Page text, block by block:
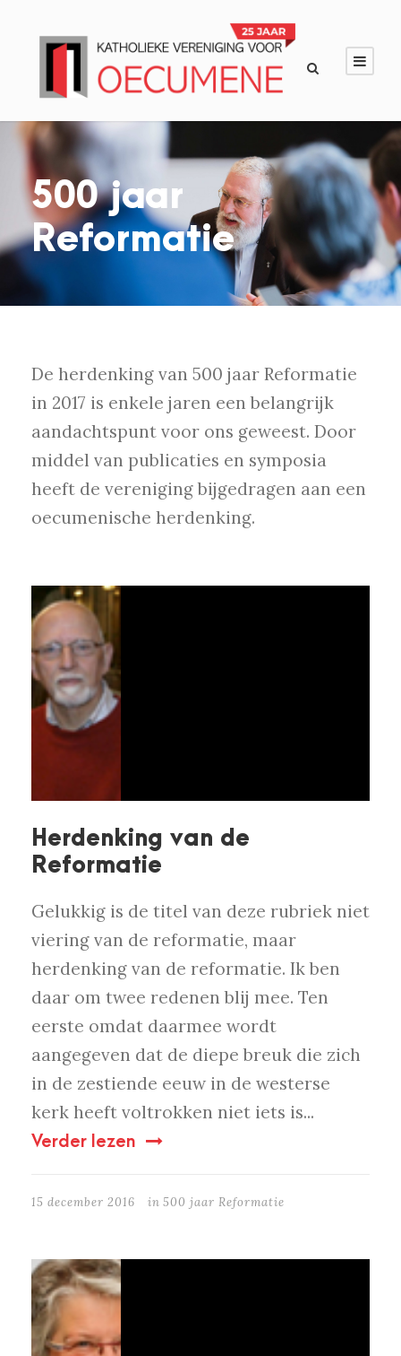
500 jaar
Reformatie
De herdenking van 500 jaar Reformatie
in 2017 is enkele jaren een belangrijk
aandachtspunt voor ons geweest. Door
middel van publicaties en symposia
heeft de vereniging bijgedragen aan een
oecumenische herdenking.
Herdenking van de
Reformatie
Gelukkig is de titel van deze rubriek niet
viering van de reformatie, maar
herdenking van de reformatie. Ik ben
daar om twee redenen blij mee. Ten
eerste omdat daarmee wordt
aangegeven dat de diepe breuk die zich
in de zestiende eeuw in de westerse
kerk heeft voltrokken niet iets is...
Verder lezen
15 december 2016 in 500 jaar Reformatie